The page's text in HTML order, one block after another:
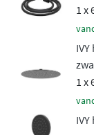
De IVY Bond
de installatie.
van 20, 25 of
zowel een
bevestiging kun
plafondbuis
wandarm van
1 x
1 x